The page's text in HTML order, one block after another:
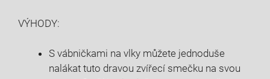
VÝHODY:
S vábničkami na vlky můžete jednoduše
nalákat tuto dravou zvířecí smečku na svou